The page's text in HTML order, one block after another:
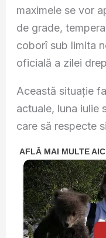
maximele se vor
de grade,
coborî sub limita
oficială a zilei
Această situație
actuale, luna iulie
care să respecte